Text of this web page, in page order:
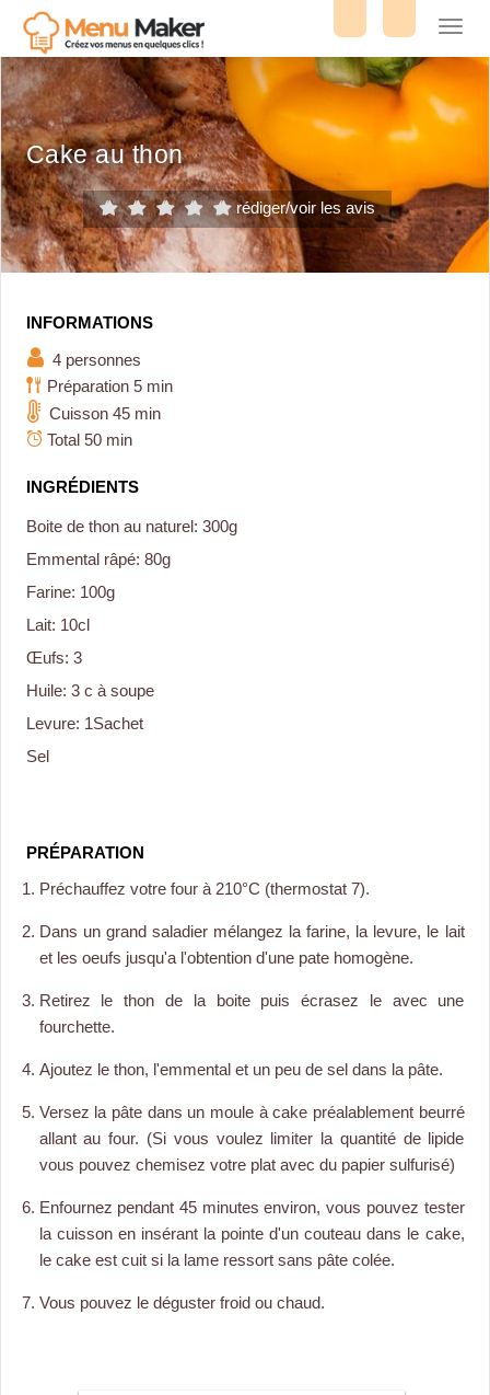
Cake au thon
rédiger/voir les avis
INFORMATIONS
4 personnes
Préparation 5 min
Cuisson 45 min
Total 50 min
INGRÉDIENTS
Boite de thon au naturel: 300g
Emmental râpé: 80g
Farine: 100g
Lait: 10cl
Œufs: 3
Huile: 3 c à soupe
Levure: 1Sachet
Sel
PRÉPARATION
Préchauffez votre four à 210°C (thermostat 7).
Dans un grand saladier mélangez la farine, la levure, le lait
et les oeufs jusqu'a l'obtention d'une pate homogène.
Retirez le thon de la boite puis écrasez le avec une
fourchette.
Ajoutez le thon, l'emmental et un peu de sel dans la pâte.
Versez la pâte dans un moule à cake préalablement beurré
allant au four. (Si vous voulez limiter la quantité de lipide
vous pouvez chemisez votre plat avec du papier sulfurisé)
Enfournez pendant 45 minutes environ, vous pouvez tester
la cuisson en insérant la pointe d'un couteau dans le cake,
le cake est cuit si la lame ressort sans pâte colée.
Vous pouvez le déguster froid ou chaud.